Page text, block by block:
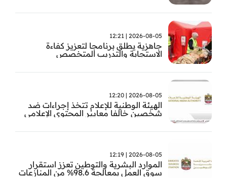
2026-08-05 | 12:21
جاهزية يطلق برنامجا لتعزيز كفاءة
الاستجابة والتدريب المتخصص
2026-08-05 | 12:20
الهيئة الوطنية للإعلام تتخذ إجراءات ضد
شخصين خالفا معايير المحتوى الإعلامي
2026-08-05 | 12:19
الموارد البشرية والتوطين تعزز استقرار
سوق العمل بمعالجة 98.6% من المنازعات